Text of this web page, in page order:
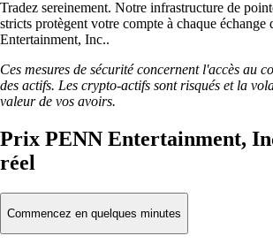
Tradez sereinement. Notre infrastructure de
stricts protègent votre compte à chaque échange
Entertainment, Inc..
Ces mesures de sécurité concernent l'accès au
des actifs. Les crypto-actifs sont risqués et la
valeur de vos avoirs.
Prix PENN Entertainment,
réel
Commencez en quelques minutes